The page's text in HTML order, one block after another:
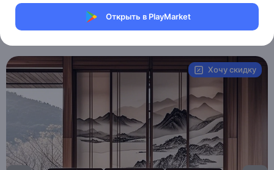
Открыть в PlayMarket
Хочу скидку